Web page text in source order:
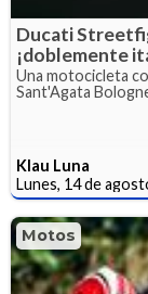
Ducati
¡doblemente
Una motocicleta
Sant'Agata
Klau Luna
Lunes, 14 de
Motos